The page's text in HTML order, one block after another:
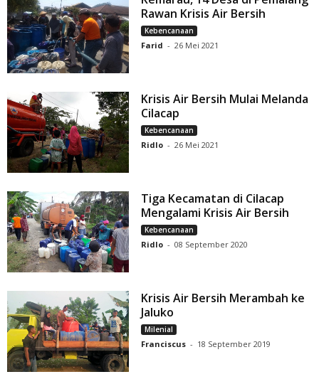
Rawan Krisis Air Bersih
Kebencanaan
Farid - 26 Mei 2021
Krisis Air Bersih Mulai Melanda
Cilacap
Kebencanaan
Ridlo - 26 Mei 2021
Tiga Kecamatan di Cilacap
Mengalami Krisis Air Bersih
Kebencanaan
Ridlo - 08 September 2020
Krisis Air Bersih Merambah ke
Jaluko
Milenial
Franciscus - 18 September 2019